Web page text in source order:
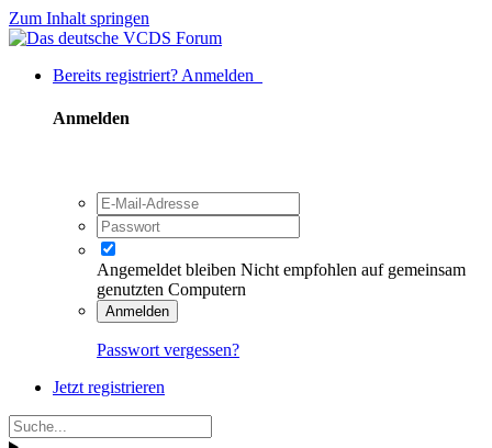
Zum Inhalt springen
Bereits registriert? Anmelden
Anmelden
Angemeldet bleiben Nicht empfohlen auf gemeinsam
genutzten Computern
Anmelden
Passwort vergessen?
Jetzt registrieren